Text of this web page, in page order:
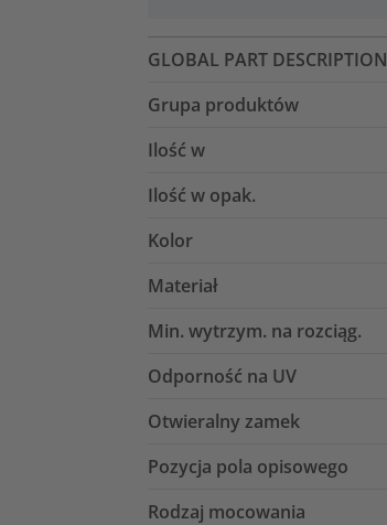
GLOBAL PART DESCRIPTION
Grupa produktów
Ilość w
Ilość w opak.
Kolor
Materiał
Min. wytrzym. na rozciąg.
Odporność na UV
Otwieralny zamek
Pozycja pola opisowego
Rodzaj mocowania